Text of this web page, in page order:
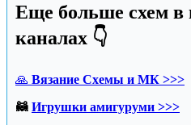
Еще больше схем в
каналах 👇
🙏 Вязание Схемы и МК >>>
🦝 Игрушки амигуруми >>>